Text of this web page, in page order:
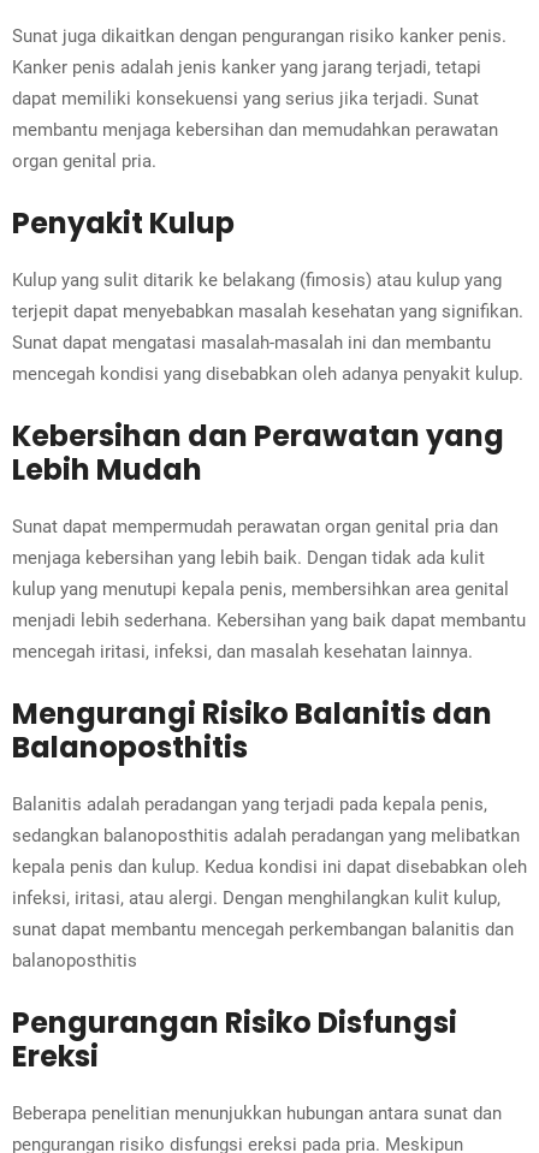
Sunat juga dikaitkan dengan pengurangan risiko kanker penis.
Kanker penis adalah jenis kanker yang jarang terjadi, tetapi
dapat memiliki konsekuensi yang serius jika terjadi. Sunat
membantu menjaga kebersihan dan memudahkan perawatan
organ genital pria.
Penyakit Kulup
Kulup yang sulit ditarik ke belakang (fimosis) atau kulup yang
terjepit dapat menyebabkan masalah kesehatan yang signifikan.
Sunat dapat mengatasi masalah-masalah ini dan membantu
mencegah kondisi yang disebabkan oleh adanya penyakit kulup.
Kebersihan dan Perawatan yang
Lebih Mudah
Sunat dapat mempermudah perawatan organ genital pria dan
menjaga kebersihan yang lebih baik. Dengan tidak ada kulit
kulup yang menutupi kepala penis, membersihkan area genital
menjadi lebih sederhana. Kebersihan yang baik dapat membantu
mencegah iritasi, infeksi, dan masalah kesehatan lainnya.
Mengurangi Risiko Balanitis dan
Balanoposthitis
Balanitis adalah peradangan yang terjadi pada kepala penis,
sedangkan balanoposthitis adalah peradangan yang melibatkan
kepala penis dan kulup. Kedua kondisi ini dapat disebabkan oleh
infeksi, iritasi, atau alergi. Dengan menghilangkan kulit kulup,
sunat dapat membantu mencegah perkembangan balanitis dan
balanoposthitis
Pengurangan Risiko Disfungsi
Ereksi
Beberapa penelitian menunjukkan hubungan antara sunat dan
pengurangan risiko disfungsi ereksi pada pria. Meskipun